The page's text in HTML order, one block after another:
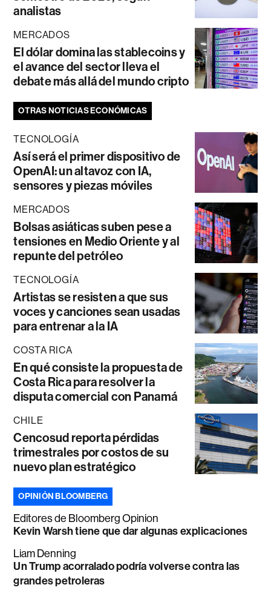
analistas
MERCADOS
El dólar domina las stablecoins y
el avance del sector lleva el
debate más allá del mundo cripto
OTRAS NOTICIAS ECONÓMICAS
TECNOLOGÍA
Así será el primer dispositivo de
OpenAI: un altavoz con IA,
sensores y piezas móviles
MERCADOS
Bolsas asiáticas suben pese a
tensiones en Medio Oriente y al
repunte del petróleo
TECNOLOGÍA
Artistas se resisten a que sus
voces y canciones sean usadas
para entrenar a la IA
COSTA RICA
En qué consiste la propuesta de
Costa Rica para resolver la
disputa comercial con Panamá
CHILE
Cencosud reporta pérdidas
trimestrales por costos de su
nuevo plan estratégico
OPINIÓN BLOOMBERG
Editores de Bloomberg Opinion
Kevin Warsh tiene que dar algunas explicaciones
Liam Denning
Un Trump acorralado podría volverse contra las
grandes petroleras